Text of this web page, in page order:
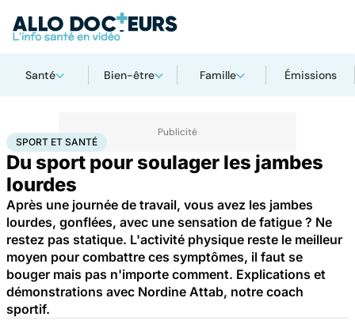
Santé Bien-être Famille Émissions
AccueilBien-êtreSport santé Sport et santé
SPORT ET SANTÉ
Du sport pour soulager les jambes
lourdes
Après une journée de travail, vous avez les jambes
lourdes, gonflées, avec une sensation de fatigue ? Ne
restez pas statique. L'activité physique reste le meilleur
moyen pour combattre ces symptômes, il faut se
bouger mais pas n'importe comment. Explications et
démonstrations avec Nordine Attab, notre coach
sportif.